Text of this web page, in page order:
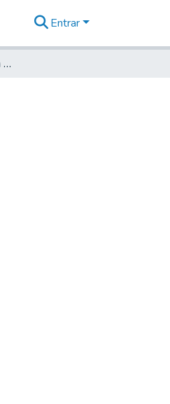
Entrar
Sobre o limite da capitania de S. Paulo se estender até a serra